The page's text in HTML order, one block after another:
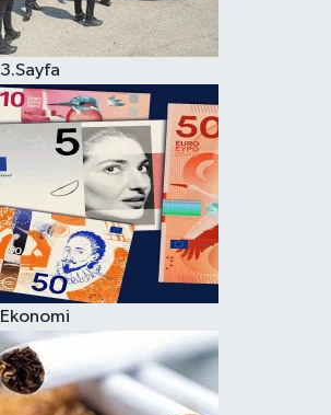
3.Sayfa
Ekonomi